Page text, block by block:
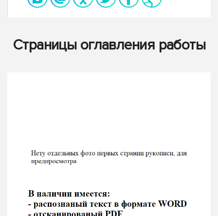
Страницы оглавления работы